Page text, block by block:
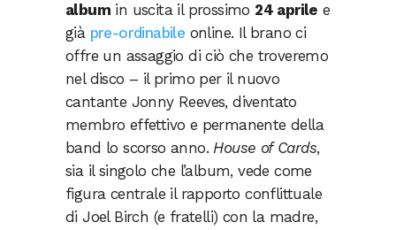
album in uscita il prossimo 24 aprile e
già pre-ordinabile online. Il brano ci
offre un assaggio di ciò che troveremo
nel disco – il primo per il nuovo
cantante Jonny Reeves, diventato
membro effettivo e permanente della
band lo scorso anno. House of Cards,
sia il singolo che l’album, vede come
figura centrale il rapporto conflittuale
di Joel Birch (e fratelli) con la madre,